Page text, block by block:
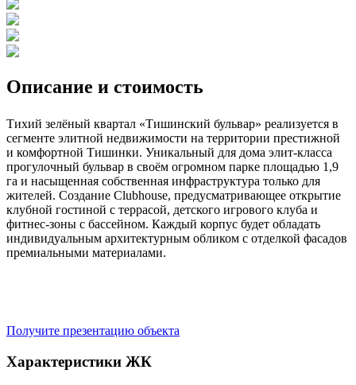
Описание и стоимость
Тихий зелёный квартал «Тишинский бульвар» реализуется в
сегменте элитной недвижимости на территории престижной
и комфортной Тишинки. Уникальный для дома элит-класса
прогулочный бульвар в своём огромном парке площадью 1,9
га и насыщенная собственная инфраструктура только для
жителей. Создание Clubhouse, предусматривающее открытие
клубной гостиной с террасой, детского игрового клуба и
фитнес-зоны с бассейном. Каждый корпус будет обладать
индивидуальным архитектурным обликом с отделкой фасадов
премиальными материалами.
Получите презентацию объекта
Характеристики ЖК